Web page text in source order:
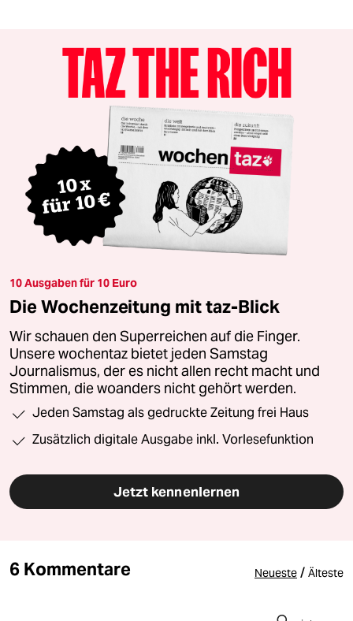
10 Ausgaben für 10 Euro
Die Wochenzeitung mit taz-Blick
Wir schauen den Superreichen auf die Finger.
Unsere wochentaz bietet jeden Samstag
Journalismus, der es nicht allen recht macht und
Stimmen, die woanders nicht gehört werden.
Jeden Samstag als gedruckte Zeitung frei Haus
Zusätzlich digitale Ausgabe inkl. Vorlesefunktion
Jetzt kennenlernen
6 Kommentare Neueste / Älteste